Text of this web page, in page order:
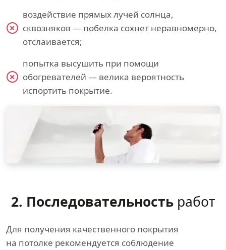
воздействие прямых лучей солнца,
сквозняков — побелка сохнет неравномерно,
отслаивается;
попытка высушить при помощи
обогревателей — велика вероятность
испортить покрытие.
2. Последовательностьработ
Для получения качественного покрытия
на потолке рекомендуется соблюдение